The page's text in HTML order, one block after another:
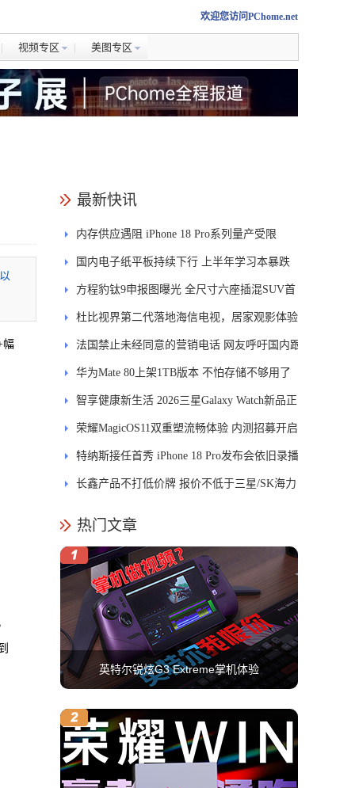
欢迎您访问PChome.net
视频专区 美图专区
幅
最新快讯
内存供应遇阻 iPhone 18 Pro系列量产受限
国内电子纸平板持续下行 上半年学习本暴跌
84.6%
方程豹钛9申报图曝光 全尺寸六座插混SUV首
发DMS
杜比视界第二代落地海信电视，居家观影体验
能迎来哪些升级？
法国禁止未经同意的营销电话 网友呼吁国内跟
进
华为Mate 80上架1TB版本 不怕存储不够用了
智享健康新生活 2026三星Galaxy Watch新品正
式开售
荣耀MagicOS11双重塑流畅体验 内测招募开启
特纳斯接任首秀 iPhone 18 Pro发布会依旧录播
长鑫产品不打低价牌 报价不低于三星/SK海力
热门文章
英特尔锐炫G3 Extreme掌机体验